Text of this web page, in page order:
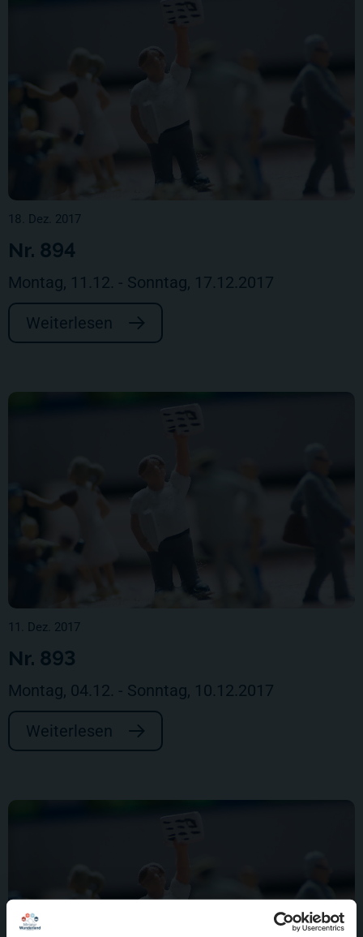
18. Dez. 2017
Nr. 894
Montag, 11.12. - Sonntag, 17.12.2017
Weiterlesen
11. Dez. 2017
Nr. 893
Montag, 04.12. - Sonntag, 10.12.2017
Weiterlesen